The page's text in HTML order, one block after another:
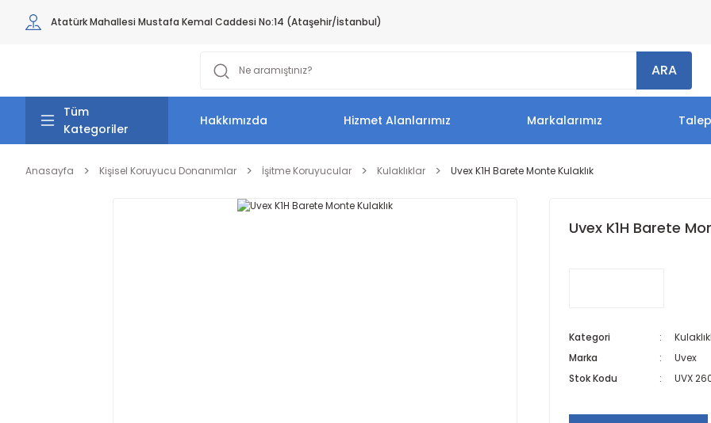
Atatürk Mahallesi Mustafa Kemal Caddesi No:14 (Ataşehir/İstanbul)
ARA
Tüm
Kategoriler
Hakkımızda Hizmet Alanlarımız Markalarımız
Anasayfa Kişisel Koruyucu Donanımlar İşitme Koruyucular Kulaklıklar Uvex K1H Barete Monte Kulaklık
Uvex K1H Barete
Kategori
Marka
Uvex
Stok Kodu
UVX